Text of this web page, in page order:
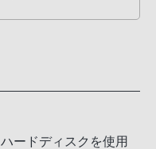
ハードディスクを使用